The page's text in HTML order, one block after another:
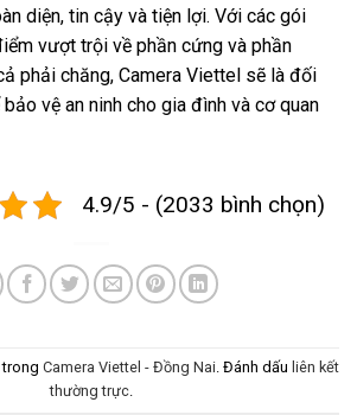
diện, tin cậy và tiện lợi. Với các gói
vượt trội về phần cứng và phần
phải chăng, Camera Viettel sẽ là đối
vệ an ninh cho gia đình và cơ quan
4.9/5 - (2033 bình chọn)
Camera Viettel - Đồng Nai. Đánh dấu liên kết
thường trực.